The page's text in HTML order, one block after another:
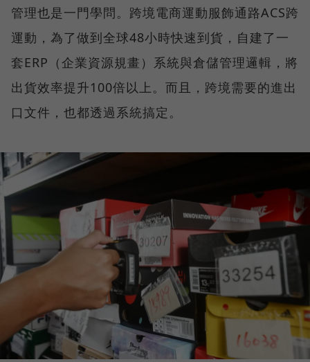
管理也是一門學問。跨境電商運動服飾通路ACS跨
運動，為了做到全球48小時快速到貨，自建了一
套ERP（企業資源規畫）系統與倉儲管理邏輯，將
出貨效率提升100倍以上。而且，跨境需要的進出
口文件，也都透過系統搞定。